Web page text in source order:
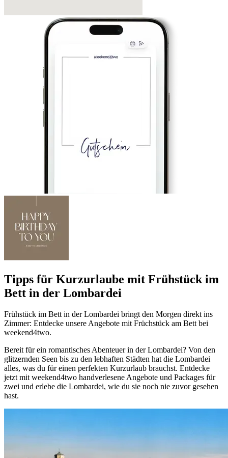
Tipps für Kurzurlaube mit Frühstück im
Bett in der Lombardei
Frühstück im Bett in der Lombardei bringt den Morgen direkt ins
Zimmer: Entdecke unsere Angebote mit Früchstück am Bett bei
weekend4two.
Bereit für ein romantisches Abenteuer in der Lombardei? Von den
glitzernden Seen bis zu den lebhaften Städten hat die Lombardei
alles, was du für einen perfekten Kurzurlaub brauchst. Entdecke
jetzt mit weekend4two handverlesene Angebote und Packages für
zwei und erlebe die Lombardei, wie du sie noch nie zuvor gesehen
hast.